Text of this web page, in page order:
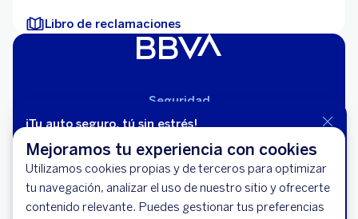
Mejoramos tu experiencia con cookies
Utilizamos cookies propias y de terceros para optimizar
tu navegación, analizar el uso de nuestro sitio y ofrecerte
contenido relevante. Puedes gestionar tus preferencias
¡Tu auto seguro, tú sin estrés!
No dejes tu tranquilidad al azar. Asegura tu vehículo
hoy y maneja con respaldo total 24/7.
Solicita tu seguro Vehicular
Libro de reclamaciones
Seguridad
Aviso Legal
Mapa del Sitio
Libro de Reclamaciones
Llámanos (01) 595-0000
Banco BBVA Perú - RUC 20100130204